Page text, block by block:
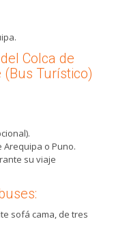
Colca de
(Bus Turístico)
Arequipa o Puno.
su viaje
sofá cama, de tres